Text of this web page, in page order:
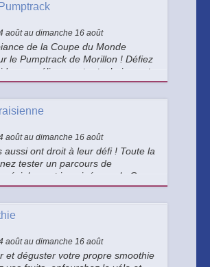
août au dimanche 16 août
de la Coupe du Monde
le Pumptrack de Morillon ! Défiez
améliorez votre technique et
limites avec les conseils d'un
août au dimanche 16 août
aussi ont droit à leur défi ! Toute la
tester un parcours de
imaginé pour la Coupe
Une animation pour
la compétition
août au dimanche 16 août
et déguster votre propre smoothie